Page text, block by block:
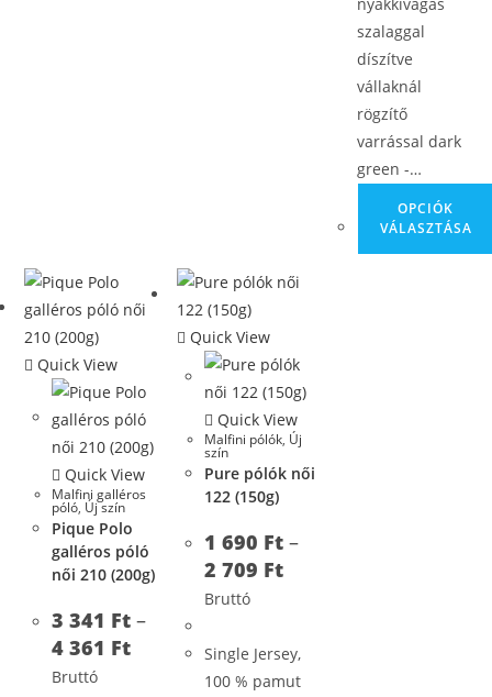
szalaggal
díszítve
vállaknál
rögzítő
varrással dark
green -…
OPCIÓK
VÁLASZTÁSA
Quick View
Quick View
Malfini galléros
póló, Új szín
Pique Polo
galléros póló
női 210 (200g)
3 341 Ft –
4 361 Ft
Bruttó
Quick View
Quick View
Malfini pólók, Új
szín
Pure pólók női
122 (150g)
1 690 Ft –
2 709 Ft
Bruttó
Single Jersey,
100 % pamut